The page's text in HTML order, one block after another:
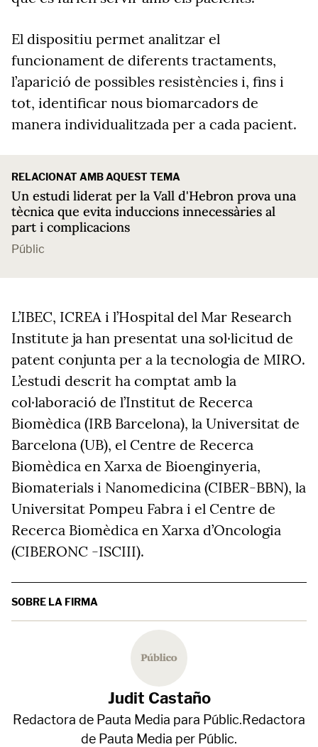
El dispositiu permet analitzar el
funcionament de diferents tractaments,
l’aparició de possibles resistències i, fins i
tot, identificar nous biomarcadors de
manera individualitzada per a cada pacient.
RELACIONAT AMB AQUEST TEMA
Un estudi liderat per la Vall d'Hebron prova una
tècnica que evita induccions innecessàries al
part i complicacions
Públic
L’IBEC, ICREA i l’Hospital del Mar Research
Institute ja han presentat una sol·licitud de
patent conjunta per a la tecnologia de MIRO.
L’estudi descrit ha comptat amb la
col·laboració de l’Institut de Recerca
Biomèdica (IRB Barcelona), la Universitat de
Barcelona (UB), el Centre de Recerca
Biomèdica en Xarxa de Bioenginyeria,
Biomaterials i Nanomedicina (CIBER-BBN), la
Universitat Pompeu Fabra i el Centre de
Recerca Biomèdica en Xarxa d’Oncologia
(CIBERONC -ISCIII).
SOBRE LA FIRMA
Judit Castaño
Redactora de Pauta Media para Públic.Redactora
de Pauta Media per Públic.